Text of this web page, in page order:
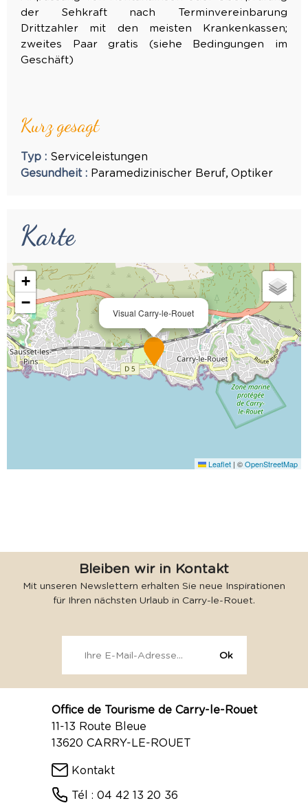
der Sehkraft nach Terminvereinbarung
Drittzahler mit den meisten Krankenkassen;
zweites Paar gratis (siehe Bedingungen im
Geschäft)
Kurz gesagt
Typ : Serviceleistungen
Gesundheit : Paramedizinischer Beruf Optiker
Karte
Visual Carry-le-Rouet
+
−
Leaflet | ©OpenStreetMap
Bleiben wir in Kontakt
Mit unseren Newslettern erhalten Sie neue Inspirationen
für Ihren nächsten Urlaub in Carry-le-Rouet.
Office de Tourisme de Carry-le-Rouet
11-13 Route Bleue
13620 CARRY-LE-ROUET
Kontakt
Tél : 04 42 13 20 36